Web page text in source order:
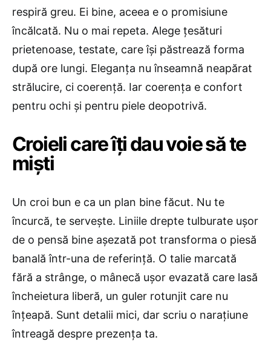
respiră greu. Ei bine, aceea e o promisiune
încălcată. Nu o mai repeta. Alege țesături
prietenoase, testate, care își păstrează forma
după ore lungi. Eleganța nu înseamnă neapărat
strălucire, ci coerență. Iar coerența e confort
pentru ochi și pentru piele deopotrivă.
Croieli care îți dau voie să te
miști
Un croi bun e ca un plan bine făcut. Nu te
încurcă, te servește. Liniile drepte tulburate ușor
de o pensă bine așezată pot transforma o piesă
banală într-una de referință. O talie marcată
fără a strânge, o mânecă ușor evazată care lasă
încheietura liberă, un guler rotunjit care nu
înțeapă. Sunt detalii mici, dar scriu o narațiune
întreagă despre prezența ta.